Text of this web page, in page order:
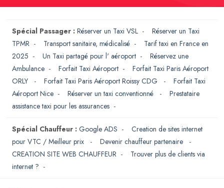
Spécial Passager : Réserver un Taxi VSL - Réserver un Taxi
TPMR - Transport sanitaire, médicalisé - Tarif taxi en France en
2025 - Un Taxi partagé pour l' aéroport - Réservez une
Ambulance - Forfait Taxi Aéroport - Forfait Taxi Paris Aéroport
ORLY
- Forfait Taxi Paris Aéroport Roissy CDG - Forfait Taxi
Aéroport Nice - Réserver un taxi conventionné - Prestataire
assistance taxi pour les assurances -
Spécial Chauffeur : Google ADS - Creation de sites internet
pour VTC / Meilleur prix
- Devenir chauffeur partenaire
-
CREATION SITE WEB CHAUFFEUR - Trouver plus de clients via
internet ? -